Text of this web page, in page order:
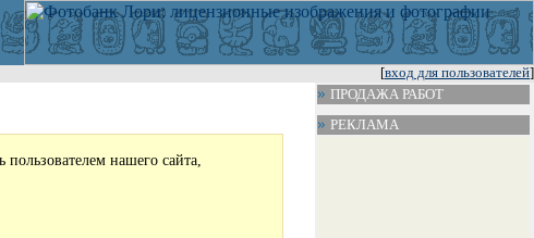
[вход для пользователей]
нашего сайта,
ПРОДАЖА РАБОТ
РЕКЛАМА